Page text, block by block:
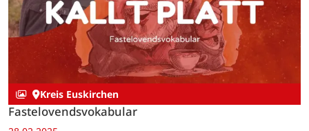
Kreis Euskirchen
Fastelovendsvokabular